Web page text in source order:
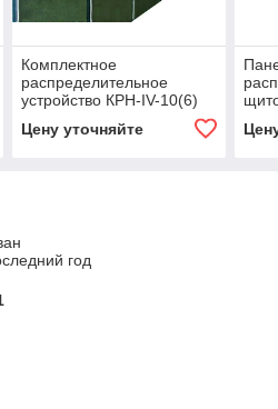
Комплектное
распределительное
устройство КРН-IV-10(6)
Цену уточняйте
год